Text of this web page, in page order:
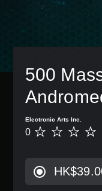
500
Electronic Arts Inc.
無
0